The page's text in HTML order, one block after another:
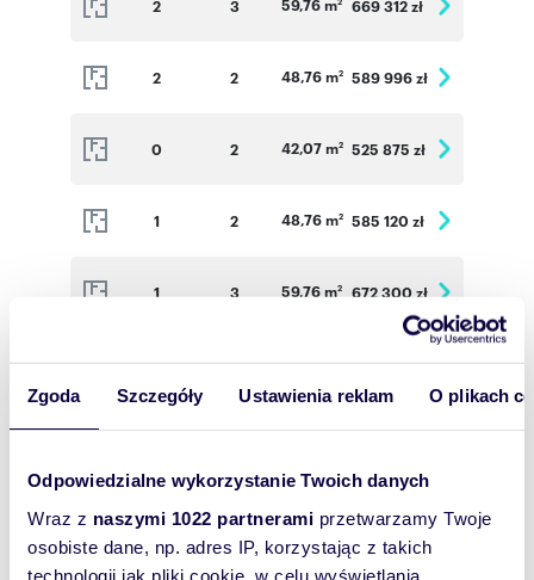
Zgoda Szczegóły Ustawienia reklam O plikach
Odpowiedzialne wykorzystanie Twoich danych
Wraz z naszymi 1022 partnerami przetwarzamy Twoje
osobiste dane, np. adres IP, korzystając z takich
technologii jak pliki cookie, w celu wyświetlania
2 3 669 312 zł
2 2 48,76 m2 589 996 zł
0 2 42,07 m2 525 875 zł
1 2 48,76 m2 585 120 zł
1 3 59,76 m2 672 300 zł
1 3 56,80 m 639 000 zł
1 2 37,31 m2 475 703 zł
2